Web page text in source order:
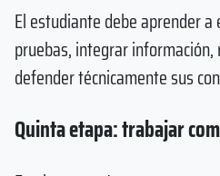
El estudiante debe aprender
pruebas, integrar
defender técnicamente sus
Quinta etapa: trabajar